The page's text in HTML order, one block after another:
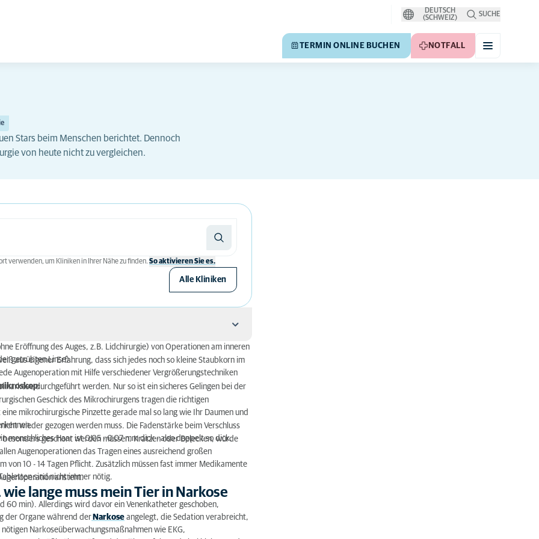
DEUTSCH
(SCHWEIZ)
SUCHE
TERMIN ONLINE BUCHEN NOTFALL
Stars beim Menschen berichtet. Dennoch
von heute nicht zu vergleichen.
verwenden, um Kliniken in Ihrer Nähe zu finden. So aktivieren Sie es.
Alle Kliniken
mein Tier in Narkose liegen?
achten?
beachten?
eröffnet wurde?
Eröffnung des Auges, z.B. Lidchirurgie) von Operationen am inneren
getrübten Linse).
aus eigener Erfahrung, dass sich jedes noch so kleine Staubkorn im
Augenoperation mit Hilfe verschiedener Vergrößerungstechniken
durchgeführt werden. Nur so ist ein sicheres Gelingen bei der
Geschick des Mikrochirurgens tragen die richtigen
mikrochirurgische Pinzette gerade mal so lang wie Ihr Daumen und
wieder gezogen werden muss. Die Fadenstärke beim Verschluss
menschliches Haar ist 0,05 - 0,07 mm dick - also doppelt so dick.
geschont werden müssen. Kratzen oder Belecken, würde
Augenoperationen das Tragen eines ausreichend großen
von 10 - 14 Tagen Pflicht. Zusätzlich müssen fast immer Medikamente
sind nicht immer nötig.
ansteht.
lange muss mein Tier in Narkose
60 min). Allerdings wird davor ein Venenkatheter geschoben,
der Organe während der Narkose angelegt, die Sedation verabreicht,
Narkoseüberwachungsmaßnahmen wie EKG,